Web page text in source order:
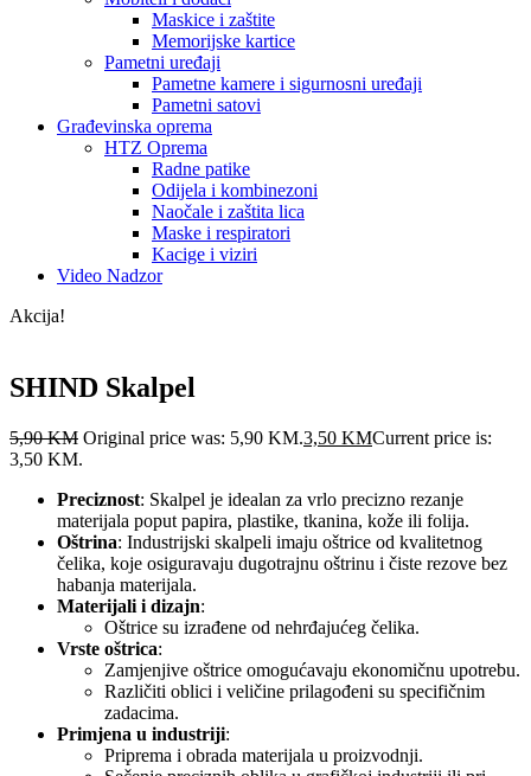
Maskice i zaštite
Memorijske kartice
Pametni uređaji
Pametne kamere i sigurnosni uređaji
Pametni satovi
Građevinska oprema
HTZ Oprema
Radne patike
Odijela i kombinezoni
Naočale i zaštita lica
Maske i respiratori
Kacige i viziri
Video Nadzor
Akcija!
SHIND Skalpel
5,90KM Original price was: 5,90 KM.3,50 KMCurrent price is:
3,50 KM.
Preciznost: Skalpel je idealan za vrlo precizno rezanje
materijala poput papira, plastike, tkanina, kože ili folija.
Oštrina: Industrijski skalpeli imaju oštrice od kvalitetnog
čelika, koje osiguravaju dugotrajnu oštrinu i čiste rezove bez
habanja materijala.
Materijali i dizajn:
Oštrice su izrađene od nehrđajućeg čelika.
Vrste oštrica:
Zamjenjive oštrice omogućavaju ekonomičnu upotrebu.
Različiti oblici i veličine prilagođeni su specifičnim
zadacima.
Primjena u industriji:
Priprema i obrada materijala u proizvodnji.